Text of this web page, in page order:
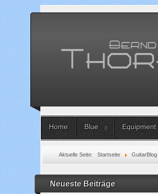
Home Blue Equipment
Aktuelle Seite:Startseite GuitarBlog
Neueste Beiträge